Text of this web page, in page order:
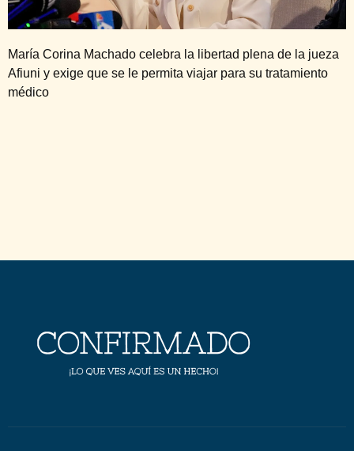
María Corina Machado celebra la libertad plena de la jueza
Afiuni y exige que se le permita viajar para su tratamiento
médico